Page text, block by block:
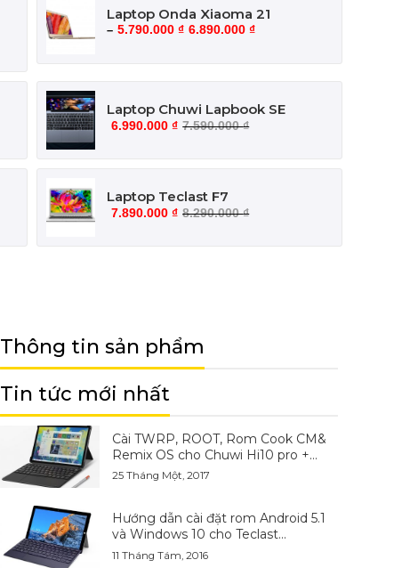
Laptop Onda Xiaoma 21
5.790.000₫
– 6.890.000₫
Laptop Chuwi Lapbook SE
7.590.000₫
6.990.000₫
Laptop Teclast F7
8.290.000₫
7.890.000₫
Thông tin sản phẩm
Tin tức mới nhất
Cài TWRP, ROOT, Rom Cook CM&
Remix OS cho Chuwi Hi10 pro +
plus, Hibook pro, Hi12
25 Tháng Một, 2017
Hướng dẫn cài đặt rom Android 5.1
và Windows 10 cho Teclast
Tbook10
11 Tháng Tám, 2016